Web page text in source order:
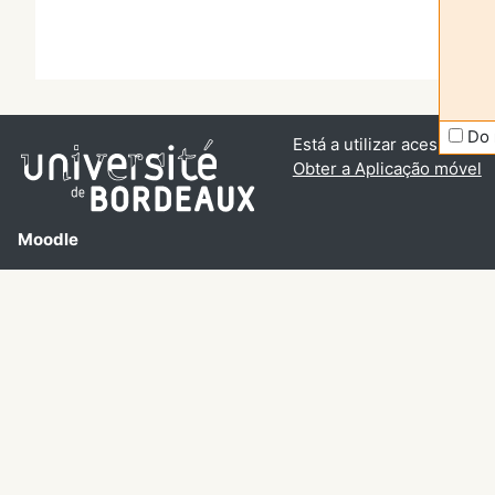
Do
Moodle
Está a utilizar acesso de
Obter a Aplicação móvel